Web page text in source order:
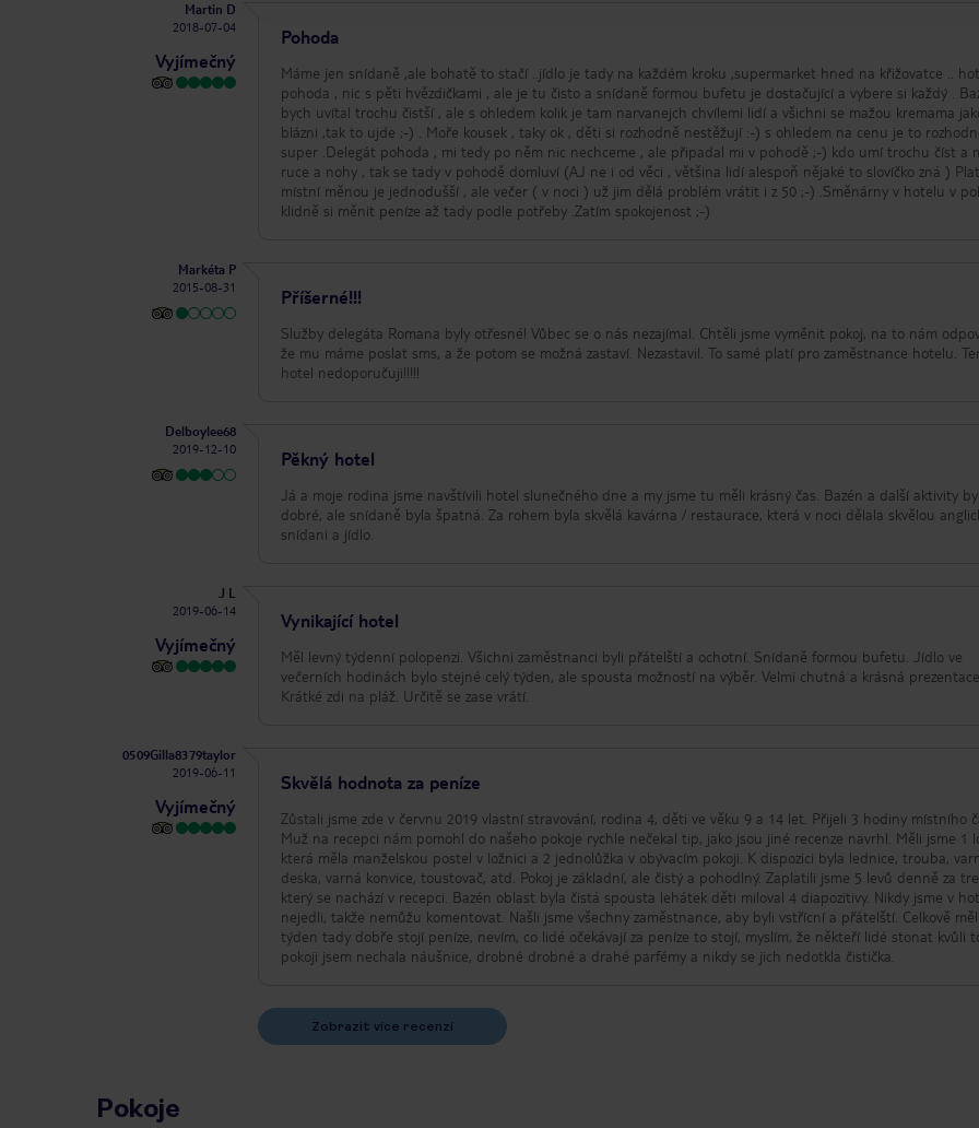
Martin D
2018-07-04
Vyjímečný
Pohoda
Máme jen snídaně ,ale bohatě to stačí ..jídlo je tady na každém kroku ,supermarket hned na křižovatce ..
pohoda , nic s pěti hvězdičkami , ale je tu čisto a snídaně formou bufetu je dostačující a vybere si každý .
bych uvítal trochu čistší , ale s ohledem kolik je tam narvanejch chvílemi lidí a všichni se mažou kremama
blázni ,tak to ujde ;-) . Moře kousek , taky ok , děti si rozhodně nestěžují :-) s ohledem na cenu je to
super .Delegát pohoda , mi tedy po něm nic nechceme , ale připadal mi v pohodě ;-) kdo umí trochu číst a
ruce a nohy , tak se tady v pohodě domluví (AJ ne i od věci , většina lidí alespoň nějaké to slovíčko zná )
místní měnou je jednodušší , ale večer ( v noci ) už jim dělá problém vrátit i z 50 ;-) .Směnárny v hotelu v
klidně si měnit peníze až tady podle potřeby .Zatím spokojenost ;-)
Markéta P
2015-08-31
Příšerné!!!
Služby delegáta Romana byly otřesné! Vůbec se o nás nezajímal. Chtěli jsme vyměnit pokoj, na to nám
že mu máme poslat sms, a že potom se možná zastaví. Nezastavil. To samé platí pro zaměstnance hotelu.
hotel nedoporučuji!!!!!
Delboylee68
2019-12-10
Pěkný hotel
Já a moje rodina jsme navštívili hotel slunečného dne a my jsme tu měli krásný čas. Bazén a další aktivity
dobré, ale snídaně byla špatná. Za rohem byla skvělá kavárna / restaurace, která v noci dělala skvělou
snídani a jídlo.
J L
2019-06-14
Vyjímečný
Vynikající hotel
Měl levný týdenní polopenzi. Všichni zaměstnanci byli přátelští a ochotní. Snídaně formou bufetu. Jídlo ve
večerních hodinách bylo stejné celý týden, ale spousta možností na výběr. Velmi chutná a krásná prezentace.
Krátké zdi na pláž. Určitě se zase vrátí.
0509Gilla8379taylor
2019-06-11
Vyjímečný
Skvělá hodnota za peníze
Zůstali jsme zde v červnu 2019 vlastní stravování, rodina 4, děti ve věku 9 a 14 let. Přijeli 3 hodiny místního
Muž na recepci nám pomohl do našeho pokoje rychle nečekal tip, jako jsou jiné recenze navrhl. Měli jsme 1
která měla manželskou postel v ložnici a 2 jednolůžka v obývacím pokoji. K dispozici byla lednice, trouba,
deska, varná konvice, toustovač, atd. Pokoj je základní, ale čistý a pohodlný. Zaplatili jsme 5 levů denně za
který se nachází v recepci. Bazén oblast byla čistá spousta lehátek děti miloval 4 diapozitivy. Nikdy jsme v
nejedli, takže nemůžu komentovat. Našli jsme všechny zaměstnance, aby byli vstřícní a přátelští. Celkově
týden tady dobře stojí peníze, nevím, co lidé očekávají za peníze to stojí, myslím, že někteří lidé stonat kvůli
pokoji jsem nechala náušnice, drobné drobné a drahé parfémy a nikdy se jich nedotkla čistička.
Zobrazit více recenzí
Pokoje